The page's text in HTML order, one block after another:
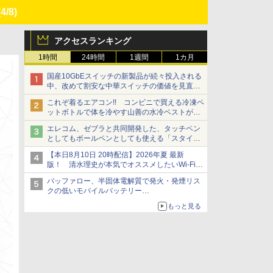
8)
アクセスランキング
1時間 24時間 1週間 1カ月
国産10GbEスイッチの新製品が続々投入される
中、改めて割安な中華スイッチの価値を見直す
【イニシャルB】
これぞ着るエアコン!! コンビニで買える冷凍ペ
ットボトルで体を冷やす山善の水冷ベストがロ
ードバイクにちょうどいい【ぼっち・ざ・ろー
ど！その14】【空いた時間でなにしてる？】
エレコム、ゼブラと共同開発した、タッチペン
としてもボールペンとしても使える「スタイラ
スツーウェイ」発売 iPadにも紙にも、持ち替
えずに書き込める
【本日8月10日 20時配信】2026年夏 最新
版！ 清水理史が本気でオススメしたいWi-Fiル
ーターはどれか？ ライブで解説【清水理史の
「イニシャルB」チャンネル】
バッファロー、半固体電解質で発火・発煙リス
クの低いモバイルバッテリー
「BMPBSA10000」シリーズの店頭販売を9月
もっと見る